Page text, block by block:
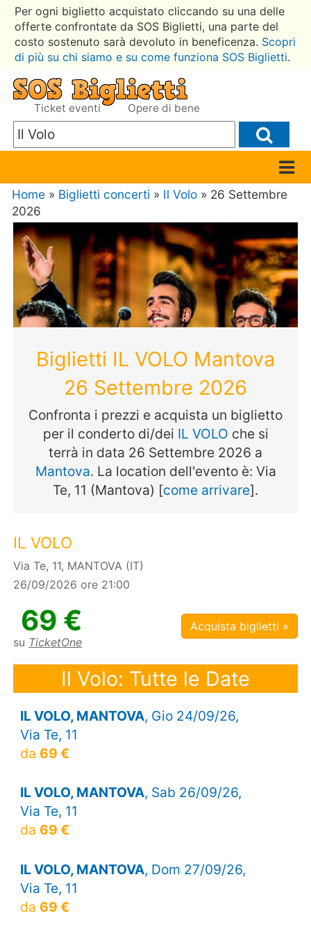
Per ogni biglietto acquistato cliccando su una delle
offerte confrontate da SOS Biglietti, una parte del
costo sostenuto sarà devoluto in beneficenza. Scopri
di più su chi siamo e su come funziona SOS Biglietti.
Ticket eventi Opere di bene
Home » Biglietti concerti » Il Volo » 26 Settembre
2026
Biglietti IL VOLO Mantova
26 Settembre 2026
Confronta i prezzi e acquista un biglietto
per il conderto di/dei IL VOLO che si
terrà in data 26 Settembre 2026 a
Mantova. La location dell'evento è: Via
Te, 11 (Mantova) [come arrivare].
IL VOLO
Via Te, 11, MANTOVA (IT)
26/09/2026 ore 21:00
69 €
su TicketOne
Acquista biglietti »
Il Volo: Tutte le Date
IL VOLO, MANTOVA, Gio 24/09/26,
Via Te, 11
da 69 €
IL VOLO, MANTOVA, Sab 26/09/26,
Via Te, 11
da 69 €
IL VOLO, MANTOVA, Dom 27/09/26,
Via Te, 11
da 69 €